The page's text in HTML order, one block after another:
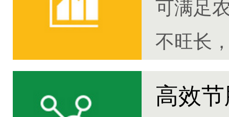
可满足
不旺长
高效